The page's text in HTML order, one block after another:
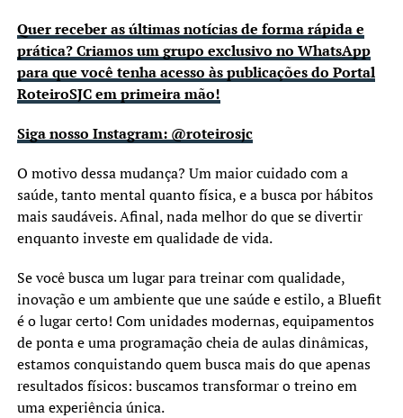
Quer receber as últimas notícias de forma rápida e
prática? Criamos um grupo exclusivo no WhatsApp
para que você tenha acesso às publicações do Portal
RoteiroSJC em primeira mão!
Siga nosso Instagram: @roteirosjc
O motivo dessa mudança? Um maior cuidado com a
saúde, tanto mental quanto física, e a busca por hábitos
mais saudáveis. Afinal, nada melhor do que se divertir
enquanto investe em qualidade de vida.
Se você busca um lugar para treinar com qualidade,
inovação e um ambiente que une saúde e estilo, a Bluefit
é o lugar certo! Com unidades modernas, equipamentos
de ponta e uma programação cheia de aulas dinâmicas,
estamos conquistando quem busca mais do que apenas
resultados físicos: buscamos transformar o treino em
uma experiência única.